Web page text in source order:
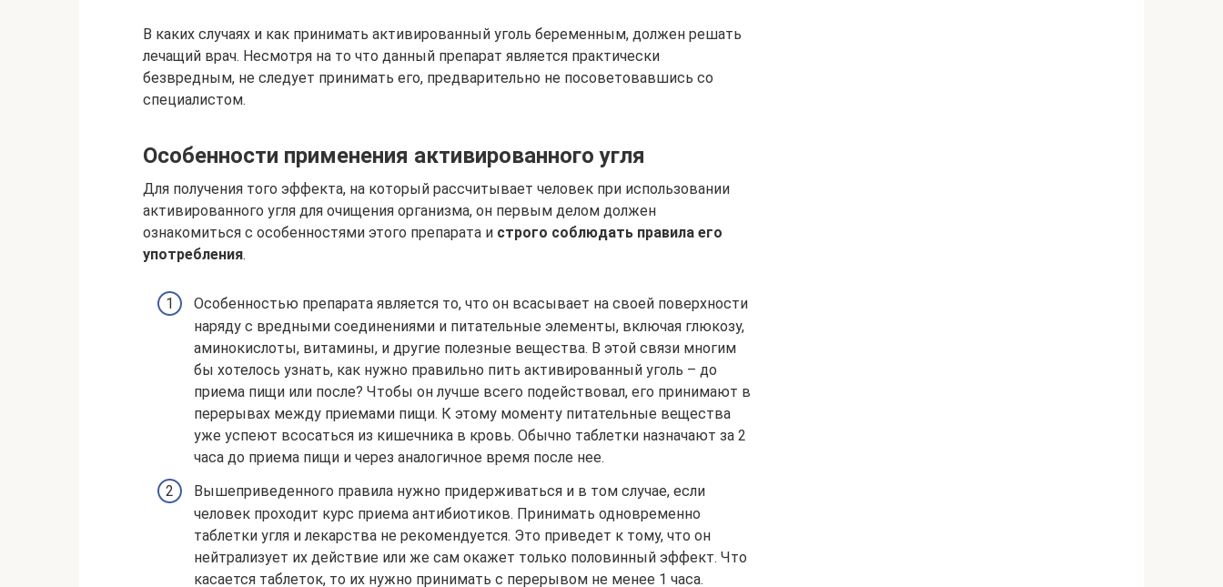
В каких случаях и как принимать активированный уголь беременным, должен решать
лечащий врач. Несмотря на то что данный препарат является практически
безвредным, не следует принимать его, предварительно не посоветовавшись со
специалистом.
Особенности применения активированного угля
Для получения того эффекта, на который рассчитывает человек при использовании
активированного угля для очищения организма, он первым делом должен
ознакомиться с особенностями этого препарата и строго соблюдать правила его
употребления.
Особенностью препарата является то, что он всасывает на своей поверхности
наряду с вредными соединениями и питательные элементы, включая глюкозу,
аминокислоты, витамины, и другие полезные вещества. В этой связи многим
бы хотелось узнать, как нужно правильно пить активированный уголь – до
приема пищи или после? Чтобы он лучше всего подействовал, его принимают в
перерывах между приемами пищи. К этому моменту питательные вещества
уже успеют всосаться из кишечника в кровь. Обычно таблетки назначают за 2
часа до приема пищи и через аналогичное время после нее.
Вышеприведенного правила нужно придерживаться и в том случае, если
человек проходит курс приема антибиотиков. Принимать одновременно
таблетки угля и лекарства не рекомендуется. Это приведет к тому, что он
нейтрализует их действие или же сам окажет только половинный эффект. Что
касается таблеток, то их нужно принимать с перерывом не менее 1 часа.